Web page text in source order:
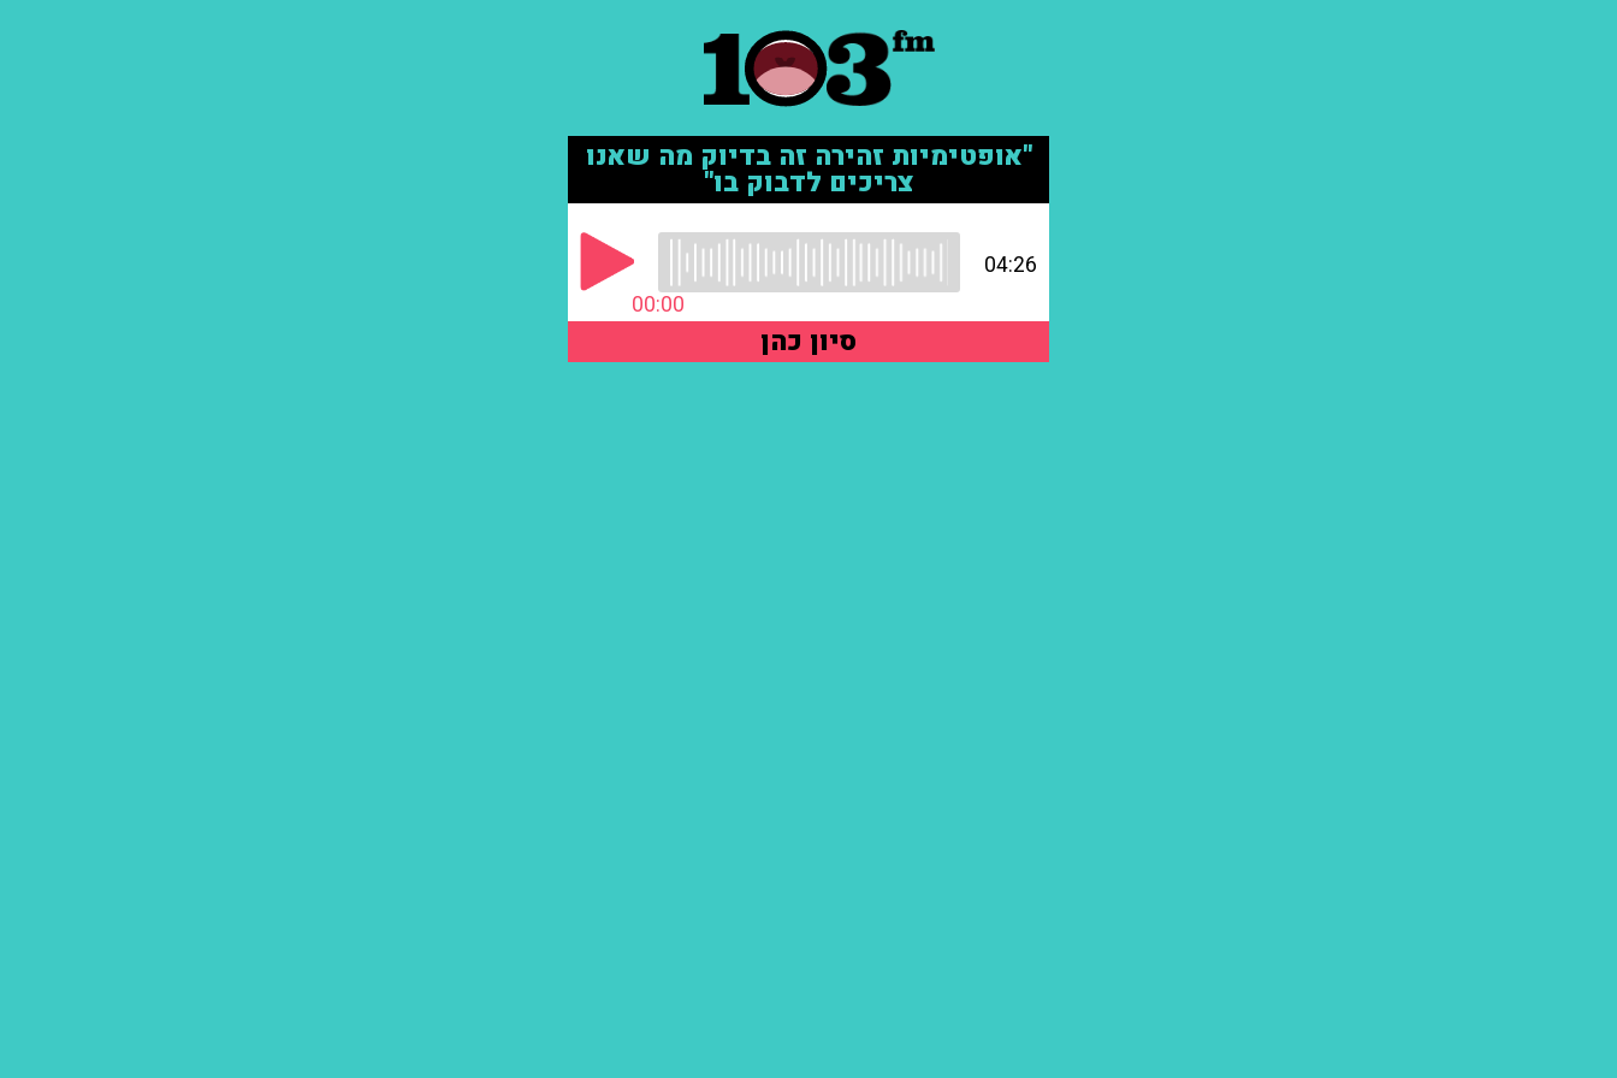
"אופטימיות זהירה זה בדיוק מה שאנו
צריכים לדבוק בו"
00:00
04:26
סיון כהן